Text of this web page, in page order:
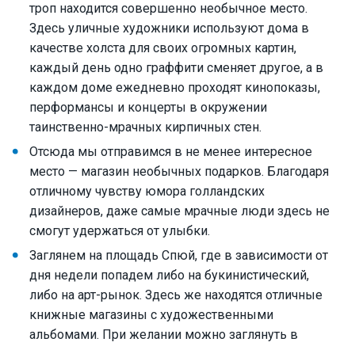
троп находится совершенно необычное место.
Здесь уличные художники используют дома в
качестве холста для своих огромных картин,
каждый день одно граффити сменяет другое, а в
каждом доме ежедневно проходят кинопоказы,
перформансы и концерты в окружении
таинственно-мрачных кирпичных стен.
Отсюда мы отправимся в не менее интересное
место — магазин необычных подарков. Благодаря
отличному чувству юмора голландских
дизайнеров, даже самые мрачные люди здесь не
смогут удержаться от улыбки.
Заглянем на площадь Спюй, где в зависимости от
дня недели попадем либо на букинистический,
либо на арт-рынок. Здесь же находятся отличные
книжные магазины с художественными
альбомами. При желании можно заглянуть в